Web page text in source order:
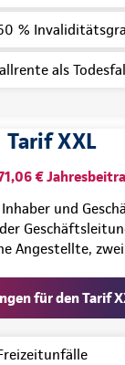
%
als
Tarif XXL
€
und
Angestellte,
für den Tarif